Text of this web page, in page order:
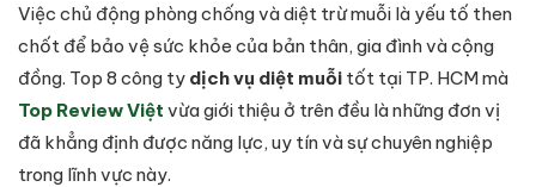
Việc chủ động phòng chống và diệt trừ muỗi là yếu tố then
chốt để bảo vệ sức khỏe của bản thân, gia đình và cộng
đồng. Top 8 công ty dịch vụ diệt muỗi tốt tại TP. HCM mà
Top Review Việt vừa giới thiệu ở trên đều là những đơn vị
đã khẳng định được năng lực, uy tín và sự chuyên nghiệp
trong lĩnh vực này.